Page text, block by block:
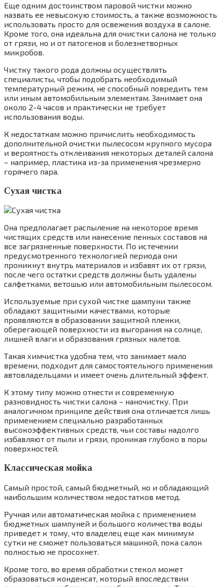
Еще одним достоинством паровой чистки можно
назвать ее невысокую стоимость, а также возможность
использовать просто для освежения воздуха в салоне.
Кроме того, она идеальна для очистки салона не только
от грязи, но и от патогенов и болезнетворных
микробов.
Чистку такого рода должны осуществлять
специалисты, чтобы подобрать необходимый
температурный режим, не способный повредить тем
или иным автомобильным элементам. Занимает она
около 2-4 часов и практически не требует
использования воды.
К недостаткам можно причислить необходимость
дополнительной очистки пылесосом крупного мусора
и вероятность отклеивания некоторых деталей салона
– например, пластика из-за применения чрезмерно
горячего пара.
Сухая чистка
Она предполагает распыление на некоторое время
чистящих средств или нанесение пенных составов на
все загрязненные поверхности. По истечении
предусмотренного технологией периода они
проникнут внутрь материалов и избавят их от грязи,
после чего остатки средств должны быть удалены
салфетками, ветошью или автомобильным пылесосом.
Используемые при сухой чистке шампуни также
обладают защитными качествами, которые
проявляются в образовании защитной пленки,
оберегающей поверхности из выгорания на солнце,
лишней влаги и образования грязных налетов.
Такая химчистка удобна тем, что занимает мало
времени, подходит для самостоятельного применения
автовладельцами и имеет очень длительный эффект.
К этому типу можно отнести и современную
разновидность чистки салона – наночистку. При
аналогичном принципе действия она отличается лишь
применением специально разработанных
высокоэффективных средств, чьи составы надолго
избавляют от пыли и грязи, проникая глубоко в поры
поверхностей.
Классическая мойка
Самый простой, самый бюджетный, но и обладающий
наибольшим количеством недостатков метод.
Ручная или автоматическая мойка с применением
бюджетных шампуней и большого количества воды
приведет к тому, что владелец еще как минимум
сутки не сможет пользоваться машиной, пока салон
полностью не просохнет.
Кроме того, во время обработки стекол может
образоваться конденсат, который впоследствии